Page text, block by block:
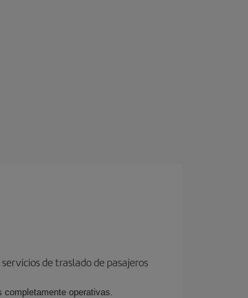
de traslado de pasajeros
completamente operativas.